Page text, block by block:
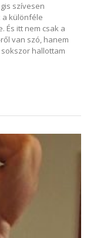
szívesen
a különféle
És itt nem csak a
van szó, hanem
hallottam